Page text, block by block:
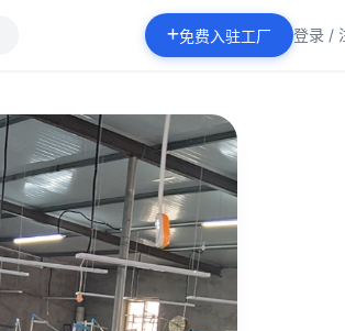
免费入驻工厂 登录 /